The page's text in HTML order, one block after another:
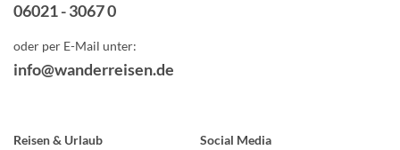
06021 - 3067 0
oder per E-Mail unter:
info@wanderreisen.de
Reisen & Urlaub
Social Media